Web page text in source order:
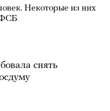
Некоторые из них
ФСБ
снять